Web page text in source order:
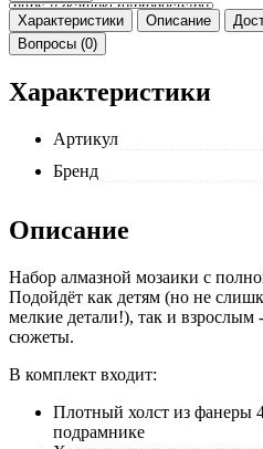
Характеристики Описание
Вопросы (0)
Характеристики
Артикул
Бренд
Описание
Набор алмазной мозаики с
Подойдёт как детям (но не
мелкие детали!), так и взрослым
сюжеты.
В комплект входит:
Плотный холст из фанеры
подрамнике